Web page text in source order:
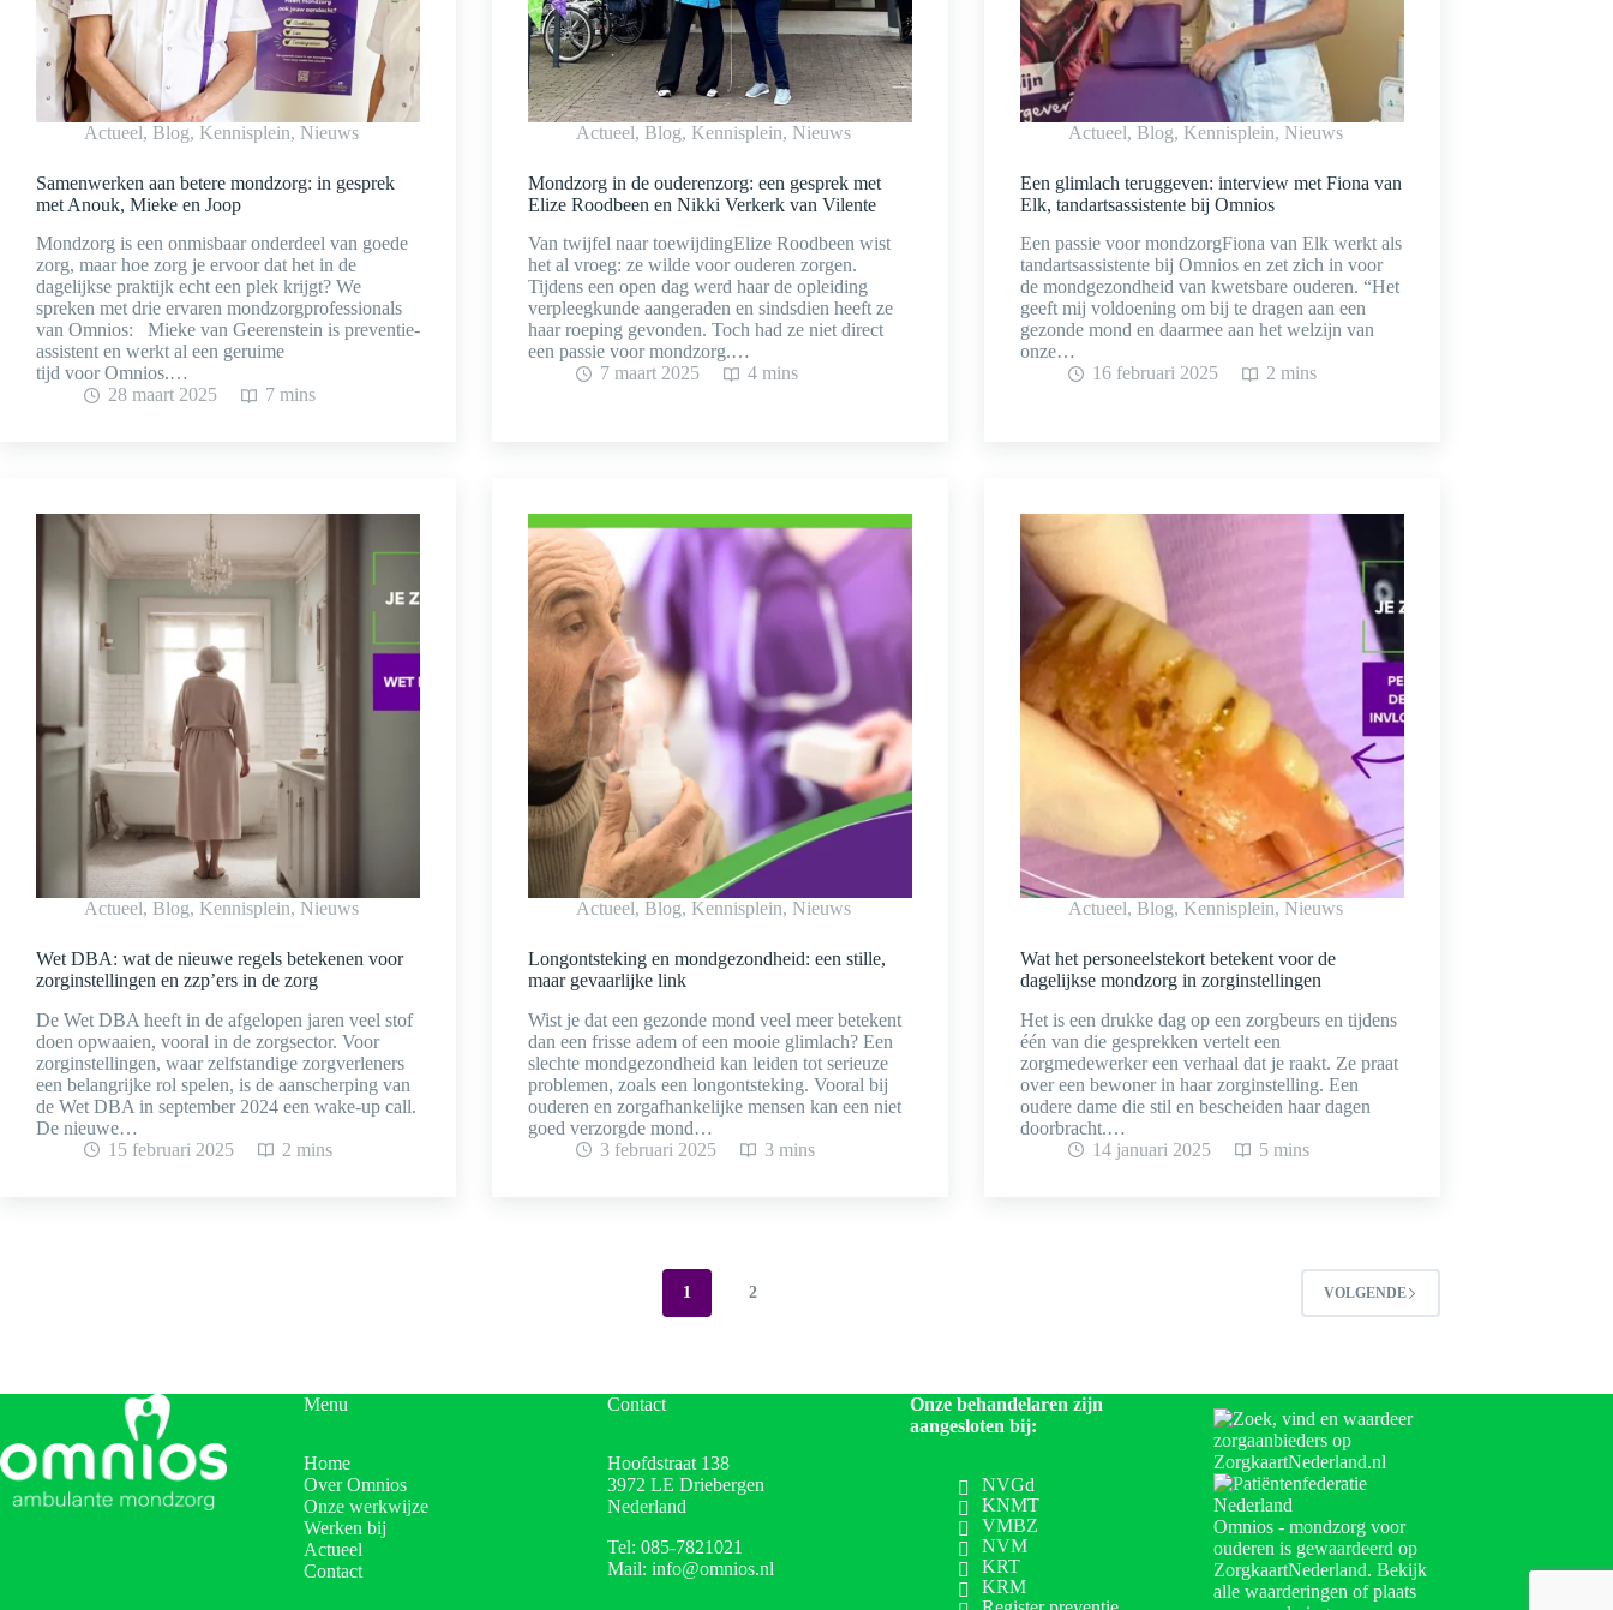
Actueel, Blog, Kennisplein, Nieuws
Samenwerken aan betere mondzorg: in gesprek
met Anouk, Mieke en Joop
Mondzorg is een onmisbaar onderdeel van goede
zorg, maar hoe zorg je ervoor dat het in de
dagelijkse praktijk echt een plek krijgt? We
spreken met drie ervaren mondzorgprofessionals
van Omnios: Mieke van Geerenstein is preventie-
assistent en werkt al een geruime
tijd voor Omnios.…
28 maart 2025
7 mins
Actueel, Blog, Kennisplein, Nieuws
Mondzorg in de ouderenzorg: een gesprek met
Elize Roodbeen en Nikki Verkerk van Vilente
Van twijfel naar toewijdingElize Roodbeen wist
het al vroeg: ze wilde voor ouderen zorgen.
Tijdens een open dag werd haar de opleiding
verpleegkunde aangeraden en sindsdien heeft ze
haar roeping gevonden. Toch had ze niet direct
een passie voor mondzorg.…
7 maart 2025
4 mins
Actueel, Blog, Kennisplein, Nieuws
Een glimlach teruggeven: interview met Fiona van
Elk, tandartsassistente bij Omnios
Een passie voor mondzorgFiona van Elk werkt als
tandartsassistente bij Omnios en zet zich in voor
de mondgezondheid van kwetsbare ouderen. “Het
geeft mij voldoening om bij te dragen aan een
gezonde mond en daarmee aan het welzijn van
onze…
16 februari 2025
2 mins
Actueel, Blog, Kennisplein, Nieuws
Wet DBA: wat de nieuwe regels betekenen voor
zorginstellingen en zzp’ers in de zorg
De Wet DBA heeft in de afgelopen jaren veel stof
doen opwaaien, vooral in de zorgsector. Voor
zorginstellingen, waar zelfstandige zorgverleners
een belangrijke rol spelen, is de aanscherping van
de Wet DBA in september 2024 een wake-up call.
De nieuwe…
15 februari 2025
2 mins
Actueel, Blog, Kennisplein, Nieuws
Longontsteking en mondgezondheid: een stille,
maar gevaarlijke link
Wist je dat een gezonde mond veel meer betekent
dan een frisse adem of een mooie glimlach? Een
slechte mondgezondheid kan leiden tot serieuze
problemen, zoals een longontsteking. Vooral bij
ouderen en zorgafhankelijke mensen kan een niet
goed verzorgde mond…
3 februari 2025
3 mins
Actueel, Blog, Kennisplein, Nieuws
Wat het personeelstekort betekent voor de
dagelijkse mondzorg in zorginstellingen
Het is een drukke dag op een zorgbeurs en tijdens
één van die gesprekken vertelt een
zorgmedewerker een verhaal dat je raakt. Ze praat
over een bewoner in haar zorginstelling. Een
oudere dame die stil en bescheiden haar dagen
doorbracht.…
14 januari 2025
5 mins
1 2 VOLGENDE
Menu
Home
Over Omnios
Onze werkwijze
Werken bij
Actueel
Contact
Contact
Hoofdstraat 138
3972 LE Driebergen
Nederland
Tel: 085-7821021
Mail: info@omnios.nl
Onze behandelaren zijn
aangesloten bij:
NVGd
KNMT
VMBZ
NVM
KRT
KRM
Omnios - mondzorg voor
ouderen is gewaardeerd op
ZorgkaartNederland.Bekijk
alle waarderingen ofplaats